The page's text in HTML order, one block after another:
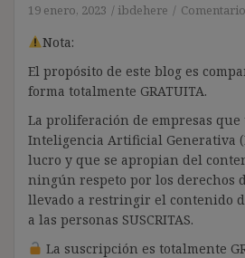
19 enero, 2023 ibdehere
Nota:
El propósito de este blog es
forma totalmente GRATUITA.
La proliferación de empresas
Inteligencia Artificial Generativa
lucro y que se apropian del
ningún respeto por los derechos
llevado a restringir el contenido
a las personas SUSCRITAS.
La suscripción es totalmente